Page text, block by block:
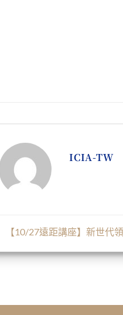
ICIA-TW
【10/27遠距講座】新世代